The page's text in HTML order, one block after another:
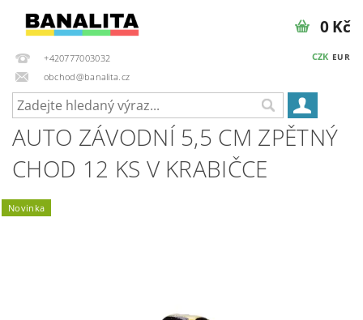
+420777003032
obchod@banalita.cz
CZK EUR
0 Kč
AUTO ZÁVODNÍ 5,5 CM ZPĚTNÝ
CHOD 12 KS V KRABIČCE
Novinka